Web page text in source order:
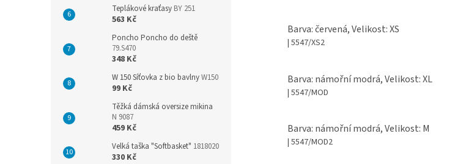
Teplákové kraťasy BY 251
563 Kč
Poncho Poncho do deště
79.S470
348 Kč
W 150 Síťovka z bio bavlnyW150
99 Kč
Těžká dámská oversize mikina
N 9087
459 Kč
Velká taška "Softbasket" 1818020
330 Kč
Barva: červená, Velikost: XS
| 5547/XS2
Barva: námořní modrá, Velikost: XL
| 5547/MOD
Barva: námořní modrá, Velikost: M
| 5547/MOD2